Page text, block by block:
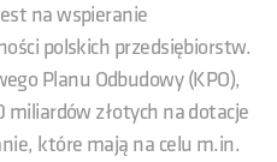
na wspieranie
polskich przedsiębiorstw.
Planu Odbudowy (KPO),
złotych na dotacje
które mają na celu m.in.